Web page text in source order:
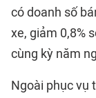
có doanh số
xe, giảm 0,8%
cùng kỳ năm
Ngoài phục vụ